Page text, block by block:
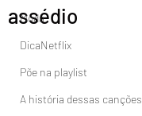
Moda
DicaNetflix
Põe na playlist
A história dessas canções
assédio